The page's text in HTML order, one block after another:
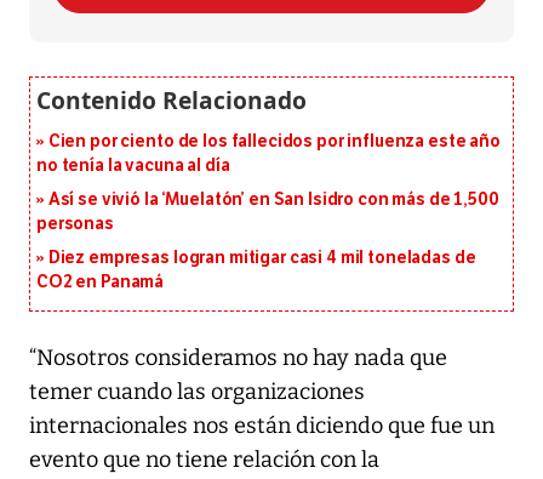
Cien por ciento de los fallecidos por influenza este año
no tenía la vacuna al día
Así se vivió la ‘Muelatón’ en San Isidro con más de 1,500
personas
Diez empresas logran mitigar casi 4 mil toneladas de
CO2 en Panamá
“Nosotros consideramos no hay nada que
temer cuando las organizaciones
internacionales nos están diciendo que fue un
evento que no tiene relación con la